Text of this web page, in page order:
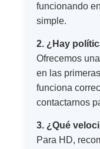
funcionando
simple.
2. ¿Hay
Ofrecemos
en las
funciona
contactarnos
3. ¿Qué
Para HD,